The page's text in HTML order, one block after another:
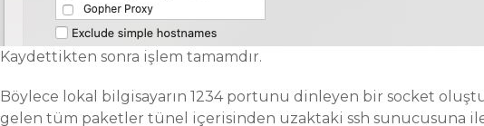
Kaydettikten sonra işlem tamamdır.
Böylece lokal bilgisayarın 1234 portunu dinleyen bir socket
gelen tüm paketler tünel içerisinden uzaktaki ssh sunucusuna